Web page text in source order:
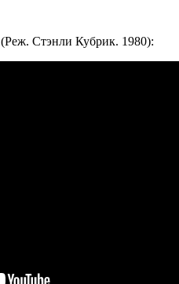
(Реж. Стэнли Кубрик. 1980):